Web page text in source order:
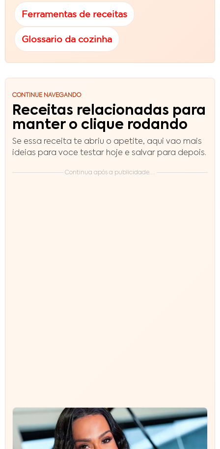
Ferramentas de receitas
Glossario da cozinha
CONTINUE NAVEGANDO
Receitas relacionadas para
manter o clique rodando
Se essa receita te abriu o apetite, aqui vao mais
ideias para voce testar hoje e salvar para depois.
Continua após a publicidade....